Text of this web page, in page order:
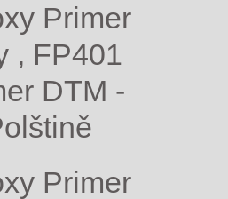
Primer
, FP401
DTM -
Primer